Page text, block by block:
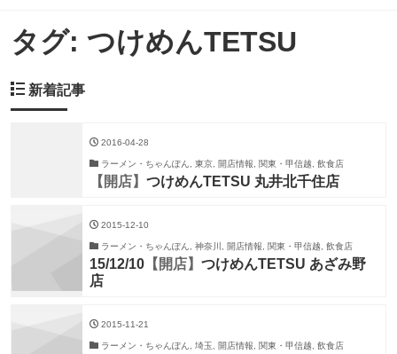
タグ: つけめんTETSU
新着記事
2016-04-28
ラーメン・ちゃんぽん, 東京, 開店情報, 関東・甲信越, 飲食店
【開店】 つけめんTETSU 丸井北千住店
2015-12-10
ラーメン・ちゃんぽん, 神奈川, 開店情報, 関東・甲信越, 飲食店
15/12/10 【開店】 つけめんTETSU あざみ野
店
2015-11-21
ラーメン・ちゃんぽん, 埼玉, 開店情報, 関東・甲信越, 飲食店